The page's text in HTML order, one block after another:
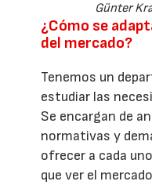
Günter
¿Cómo se
del mercado?
Tenemos un
estudiar las
Se encargan de
normativas y
ofrecer a cada
que ver el